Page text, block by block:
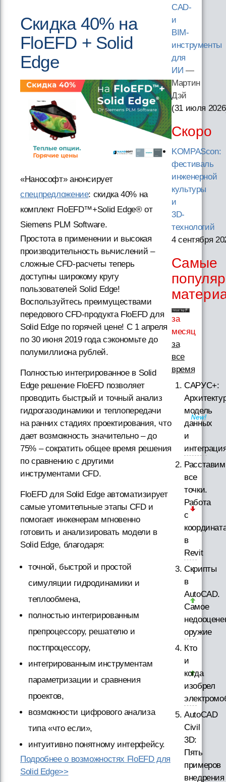
Скидка 40% на
FloEFD + Solid
Edge
«Нанософт» анонсирует
спецпредложение: скидка 40% на
комплект FloEFD™+Solid Edge® от
Siemens PLM Software.
Простота в применении и высокая
производительность вычислений –
сложные CFD-расчеты теперь
доступны широкому кругу
пользователей Solid Edge!
Воспользуйтесь преимуществами
передового СFD-продукта FloEFD для
Solid Edge по горячей цене! C 1 апреля
по 30 июня 2019 года сэкономьте до
полумиллиона рублей.
Полностью интегрированное в Solid
Edge решение FloEFD позволяет
проводить быстрый и точный анализ
гидрогазодинамики и теплопередачи
на ранних стадиях проектирования, что
дает возможность значительно – до
75% – сократить общее время решения
по сравнению с другими
инструментами CFD.
FloEFD для Solid Edge автоматизирует
самые утомительные этапы CFD и
помогает инженерам мгновенно
готовить и анализировать модели в
Solid Edge, благодаря:
точной, быстрой и простой
симуляции гидродинамики и
теплообмена,
полностью интегрированным
препроцессору, решателю и
постпроцессору,
интегрированным инструментам
параметризации и сравнения
проектов,
возможности цифрового анализа
типа «что если»,
интуитивно понятному интерфейсу.
Подробнее о возможностях FloEFD для
Solid Edge>>
CAD-
и
BIM-
инструменты
для
ИИ —
Мартин
Дэй
(31 июля 2026
Скоро
KOMPAScon:
фестиваль
инженерной
культуры
и
3D-
технологий
4 сентября
Самые
за
месяц
за
все
время
САРУС+:
модель
данных
и
Расставим
все
точки.
Работа
с
в
Revit
Скрипты
в
AutoCAD.
Самое
оружие
Кто
и
когда
изобрел
AutoCAD
Civil
3D:
Пять
примеров
внедрения